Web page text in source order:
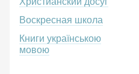
Воскресная школа
Книги українською
мовою